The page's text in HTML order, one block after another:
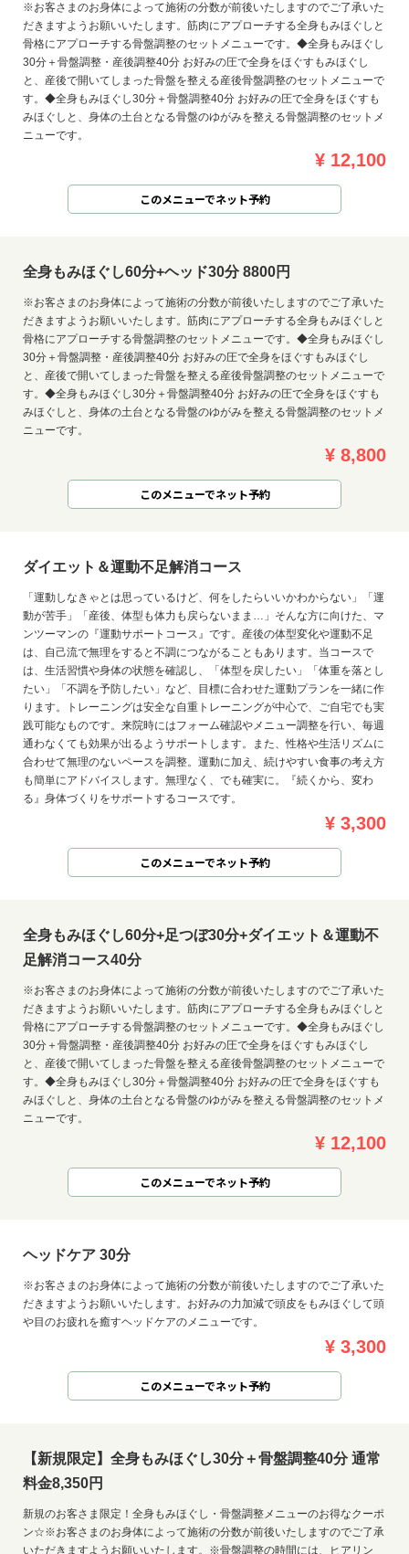
※お客さまのお身体によって施術の分数が前後いたしますのでご了承いた
だきますようお願いいたします。筋肉にアプローチする全身もみほぐしと
骨格にアプローチする骨盤調整のセットメニューです。◆全身もみほぐし
30分＋骨盤調整・産後調整40分 お好みの圧で全身をほぐすもみほぐし
と、産後で開いてしまった骨盤を整える産後骨盤調整のセットメニューで
す。◆全身もみほぐし30分＋骨盤調整40分 お好みの圧で全身をほぐすも
みほぐしと、身体の土台となる骨盤のゆがみを整える骨盤調整のセットメ
ニューです。
¥ 12,100
このメニューでネット予約
全身もみほぐし60分+ヘッド30分 8800円
※お客さまのお身体によって施術の分数が前後いたしますのでご了承いた
だきますようお願いいたします。筋肉にアプローチする全身もみほぐしと
骨格にアプローチする骨盤調整のセットメニューです。◆全身もみほぐし
30分＋骨盤調整・産後調整40分 お好みの圧で全身をほぐすもみほぐし
と、産後で開いてしまった骨盤を整える産後骨盤調整のセットメニューで
す。◆全身もみほぐし30分＋骨盤調整40分 お好みの圧で全身をほぐすも
みほぐしと、身体の土台となる骨盤のゆがみを整える骨盤調整のセットメ
ニューです。
¥ 8,800
このメニューでネット予約
ダイエット＆運動不足解消コース
「運動しなきゃとは思っているけど、何をしたらいいかわからない」「運
動が苦手」「産後、体型も体力も戻らないまま…」そんな方に向けた、マ
ンツーマンの『運動サポートコース』です。産後の体型変化や運動不足
は、自己流で無理をすると不調につながることもあります。当コースで
は、生活習慣や身体の状態を確認し、「体型を戻したい」「体重を落とし
たい」「不調を予防したい」など、目標に合わせた運動プランを一緒に作
ります。トレーニングは安全な自重トレーニングが中心で、ご自宅でも実
践可能なものです。来院時にはフォーム確認やメニュー調整を行い、毎週
通わなくても効果が出るようサポートします。また、性格や生活リズムに
合わせて無理のないペースを調整。運動に加え、続けやすい食事の考え方
も簡単にアドバイスします。無理なく、でも確実に。『続くから、変わ
る』身体づくりをサポートするコースです。
¥ 3,300
このメニューでネット予約
全身もみほぐし60分+足つぼ30分+ダイエット＆運動不
足解消コース40分
※お客さまのお身体によって施術の分数が前後いたしますのでご了承いた
だきますようお願いいたします。筋肉にアプローチする全身もみほぐしと
骨格にアプローチする骨盤調整のセットメニューです。◆全身もみほぐし
30分＋骨盤調整・産後調整40分 お好みの圧で全身をほぐすもみほぐし
と、産後で開いてしまった骨盤を整える産後骨盤調整のセットメニューで
す。◆全身もみほぐし30分＋骨盤調整40分 お好みの圧で全身をほぐすも
みほぐしと、身体の土台となる骨盤のゆがみを整える骨盤調整のセットメ
ニューです。
¥ 12,100
このメニューでネット予約
ヘッドケア 30分
※お客さまのお身体によって施術の分数が前後いたしますのでご了承いた
だきますようお願いいたします。お好みの力加減で頭皮をもみほぐして頭
や目のお疲れを癒すヘッドケアのメニューです。
¥ 3,300
このメニューでネット予約
【新規限定】全身もみほぐし30分＋骨盤調整40分 通常
料金8,350円
新規のお客さま限定！全身もみほぐし・骨盤調整メニューのお得なクーポ
ン☆※お客さまのお身体によって施術の分数が前後いたしますのでご了承
いただきますようお願いいたします。※骨盤調整の時間には、ヒアリン